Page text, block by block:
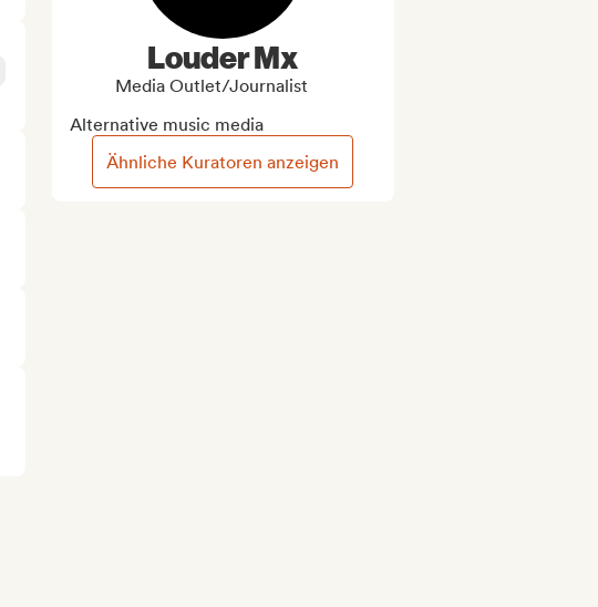
Louder Mx
Media Outlet/Journalist
Alternative music media
Ähnliche Kuratoren anzeigen